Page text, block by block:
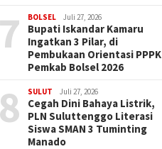
BOLSEL Juli 27, 2026
Bupati Iskandar Kamaru
Ingatkan 3 Pilar, di
Pembukaan Orientasi PPPK
Pemkab Bolsel 2026
SULUT Juli 27, 2026
Cegah Dini Bahaya Listrik,
PLN Suluttenggo Literasi
Siswa SMAN 3 Tuminting
Manado